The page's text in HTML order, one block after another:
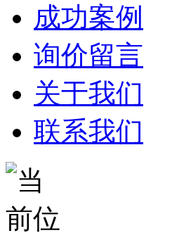
成功案例
询价留言
关于我们
联系我们